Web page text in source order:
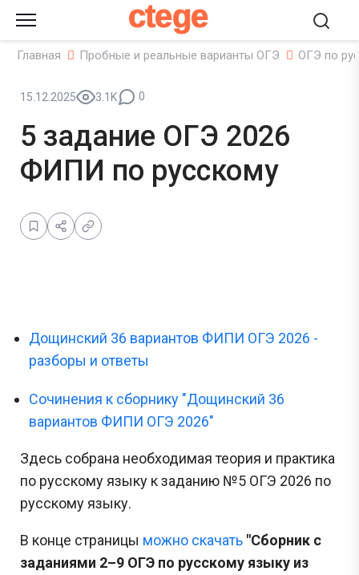
ctege
Главная Пробные и реальные варианты ОГЭ ОГЭ по
15.12.2025 3.1K 0
5 задание ОГЭ 2026
ФИПИ по русскому
Дощинский 36 вариантов ФИПИ ОГЭ 2026 -
разборы и ответы
Сочинения к сборнику "Дощинский 36
вариантов ФИПИ ОГЭ 2026"
Здесь собрана необходимая теория и практика
по русскому языку к заданию №5 ОГЭ 2026 по
русскому языку.
В конце страницы можно скачать "Сборник с
заданиями 2–9 ОГЭ по русскому языку из